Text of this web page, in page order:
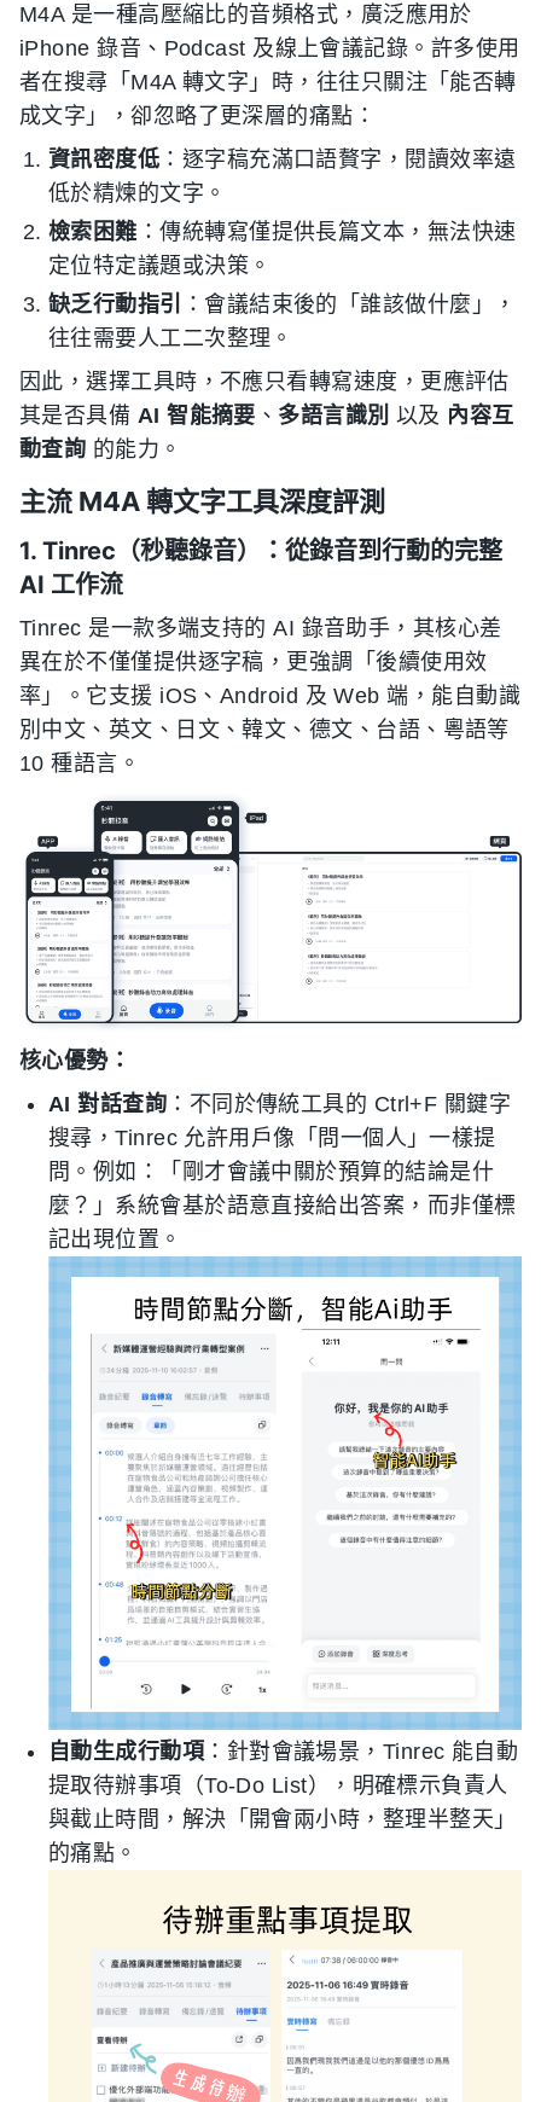
M4A 是一種高壓縮比的音頻格式，廣泛應用於
iPhone 錄音、Podcast 及線上會議記錄。許多使用
者在搜尋「M4A 轉文字」時，往往只關注「能否轉
成文字」，卻忽略了更深層的痛點：
資訊密度低 ：逐字稿充滿口語贅字，閱讀效率遠
低於精煉的文字。
檢索困難 ：傳統轉寫僅提供長篇文本，無法快速
定位特定議題或決策。
缺乏行動指引
：會議結束後的「誰該做什麼」，
往往需要人工二次整理。
因此，選擇工具時，不應只看轉寫速度，更應評估
其是否具備 AI 智能摘要 、 多語言識別 以及 內容互
動查詢 的能力。
主流 M4A 轉文字工具深度評測
1. Tinrec（秒聽錄音）：從錄音到行動的完整
AI 工作流
Tinrec 是一款多端支持的 AI 錄音助手，其核心差
異在於不僅僅提供逐字稿，更強調「後續使用效
率」。它支援 iOS、Android 及 Web 端，能自動識
別中文、英文、日文、韓文、德文、台語、粵語等
10 種語言。
核心優勢：
AI 對話查詢 ：不同於傳統工具的 Ctrl+F 關鍵字
搜尋，Tinrec 允許用戶像「問一個人」一樣提
問。例如：「剛才會議中關於預算的結論是什
麼？」系統會基於語意直接給出答案，而非僅標
記出現位置。
自動生成行動項 ：針對會議場景，Tinrec 能自動
提取待辦事項（To-Do List），明確標示負責人
與截止時間，解決「開會兩小時，整理半整天」
的痛點。